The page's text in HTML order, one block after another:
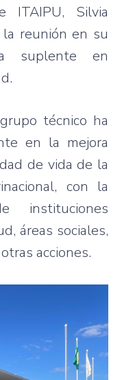
ITAIPU, Silvia
reunión en su
suplente en
técnico ha
en la mejora
de vida de la
con la
instituciones
áreas sociales,
acciones.